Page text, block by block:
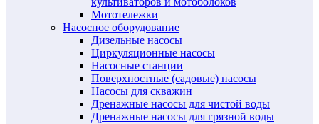
Мототележки
Насосное оборудование
Дизельные насосы
Циркуляционные насосы
Насосные станции
Поверхностные (садовые) насосы
Насосы для скважин
Дренажные насосы для чистой воды
Дренажные насосы для грязной воды